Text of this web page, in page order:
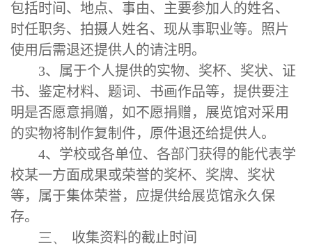
包括时间、地点、事由、主要参加人的姓名、
时任职务、拍摄人姓名、现从事职业等。照片
使用后需退还提供人的请注明。
3、属于个人提供的实物、奖杯、奖状、证
书、鉴定材料、题词、书画作品等，提供要注
明是否愿意捐赠，如不愿捐赠，展览馆对采用
的实物将制作复制件，原件退还给提供人。
4、学校或各单位、各部门获得的能代表学
校某一方面成果或荣誉的奖杯、奖牌、奖状
等，属于集体荣誉，应提供给展览馆永久保
存。
三、
收集资料的截止时间